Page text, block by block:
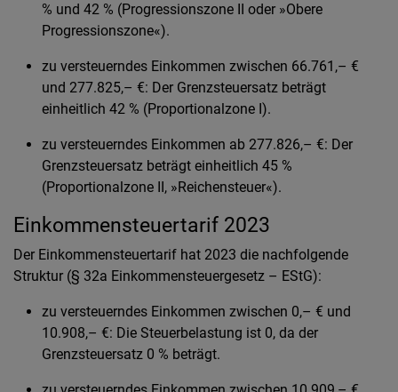
% und 42 % (Progressionszone II oder »Obere
Progressionszone«).
zu versteuerndes Einkommen zwischen 66.761,– €
und 277.825,– €: Der Grenzsteuersatz beträgt
einheitlich 42 % (Proportionalzone I).
zu versteuerndes Einkommen ab 277.826,– €: Der
Grenzsteuersatz beträgt einheitlich 45 %
(Proportionalzone II, »Reichensteuer«).
Einkommensteuertarif 2023
Der Einkommensteuertarif hat 2023 die nachfolgende
Struktur (§ 32a Einkommensteuergesetz – EStG):
zu versteuerndes Einkommen zwischen 0,– € und
10.908,– €: Die Steuerbelastung ist 0, da der
Grenzsteuersatz 0 % beträgt.